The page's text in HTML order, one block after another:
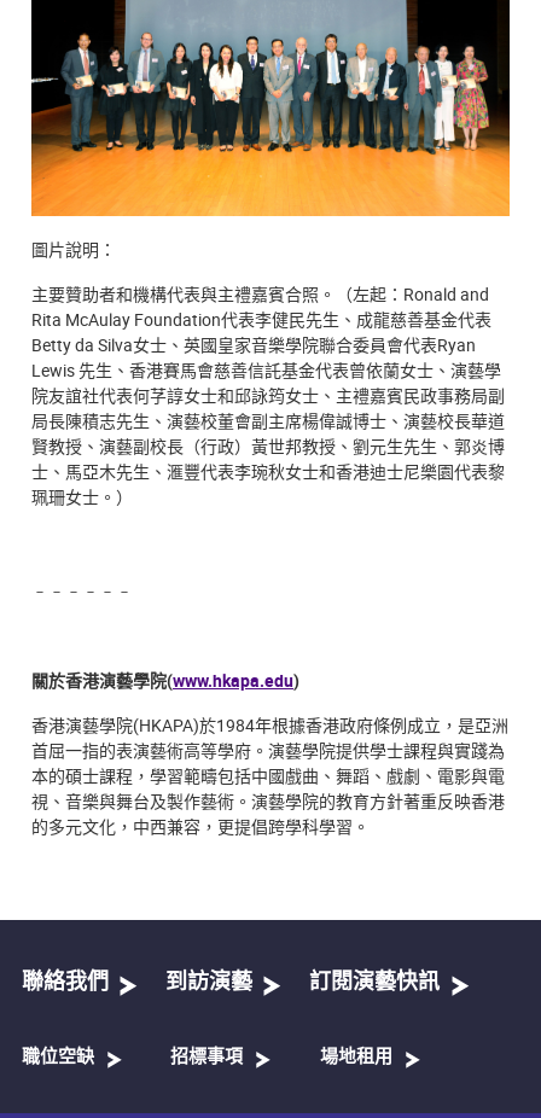
圖片說明：
主要贊助者和機構代表與主禮嘉賓合照。（左起：Ronald and
Rita McAulay Foundation代表李健民先生、成龍慈善基金代表
Betty da Silva女士、英國皇家音樂學院聯合委員會代表Ryan
Lewis 先生、香港賽馬會慈善信託基金代表曾依蘭女士、演藝學
院友誼社代表何芓諄女士和邱詠筠女士、主禮嘉賓民政事務局副
局長陳積志先生、演藝校董會副主席楊偉誠博士、演藝校長華道
賢教授、演藝副校長（行政）黃世邦教授、劉元生先生、郭炎博
士、馬亞木先生、滙豐代表李琬秋女士和香港迪士尼樂園代表黎
珮珊女士。）
﹣﹣﹣﹣﹣﹣
關於香港演藝學院(www.hkapa.edu)
香港演藝學院(HKAPA)於1984年根據香港政府條例成立，是亞洲
首屈一指的表演藝術高等學府。演藝學院提供學士課程與實踐為
本的碩士課程，學習範疇包括中國戲曲、舞蹈、戲劇、電影與電
視、音樂與舞台及製作藝術。演藝學院的教育方針著重反映香港
的多元文化，中西兼容，更提倡跨學科學習。
聯絡我們 到訪演藝 訂閱演藝快訊
職位空缺 招標事項 場地租用